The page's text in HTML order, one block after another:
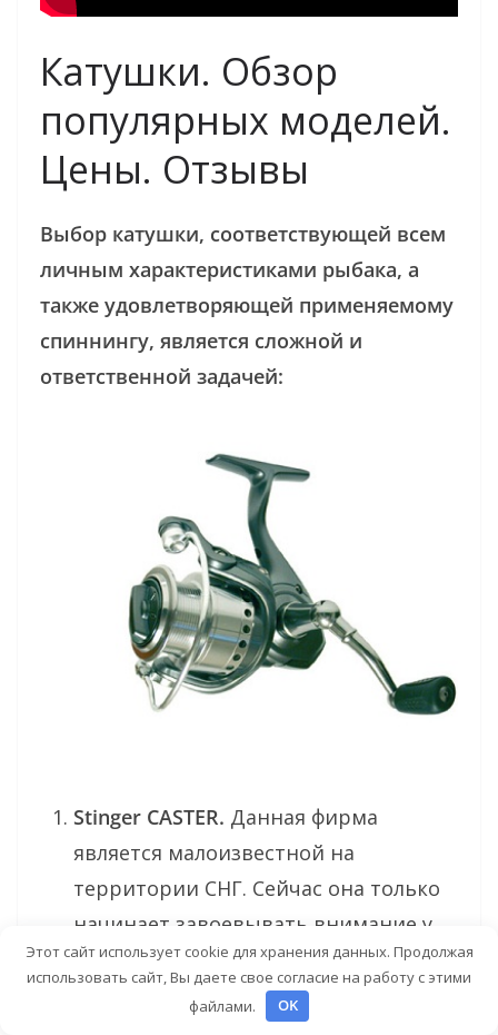
Катушки. Обзор
популярных моделей.
Цены. Отзывы
Выбор катушки, соответствующей всем
личным характеристиками рыбака, а
также удовлетворяющей применяемому
спиннингу, является сложной и
ответственной задачей:
Stinger CASTER. Данная фирма
является малоизвестной на
территории СНГ. Сейчас она только
начинает завоевывать внимание у
всех любителей рыбной ловли,
которых привлекает ее достаточно
Этот сайт использует cookie для хранения данных. Продолжая
использовать сайт, Вы даете свое согласие на работу с этими
файлами.
OK